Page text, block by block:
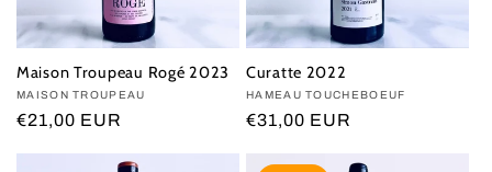
Maison Troupeau Rogé 2023
Vendor:
MAISON TROUPEAU
Regular
€21,00 EUR
Curatte 2022
Vendor:
HAMEAU TOUCHEBOEUF
Regular
€31,00 EUR